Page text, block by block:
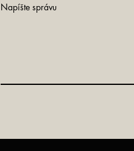
Napíšte správu